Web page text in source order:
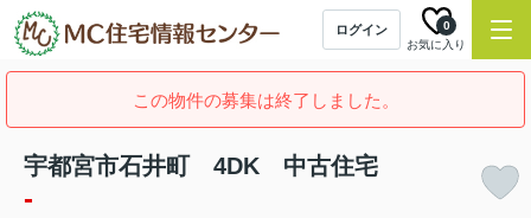
ログイン
お気に入り
0
この物件の募集は終了しました。
宇都宮市石井町 4DK 中古住宅
-